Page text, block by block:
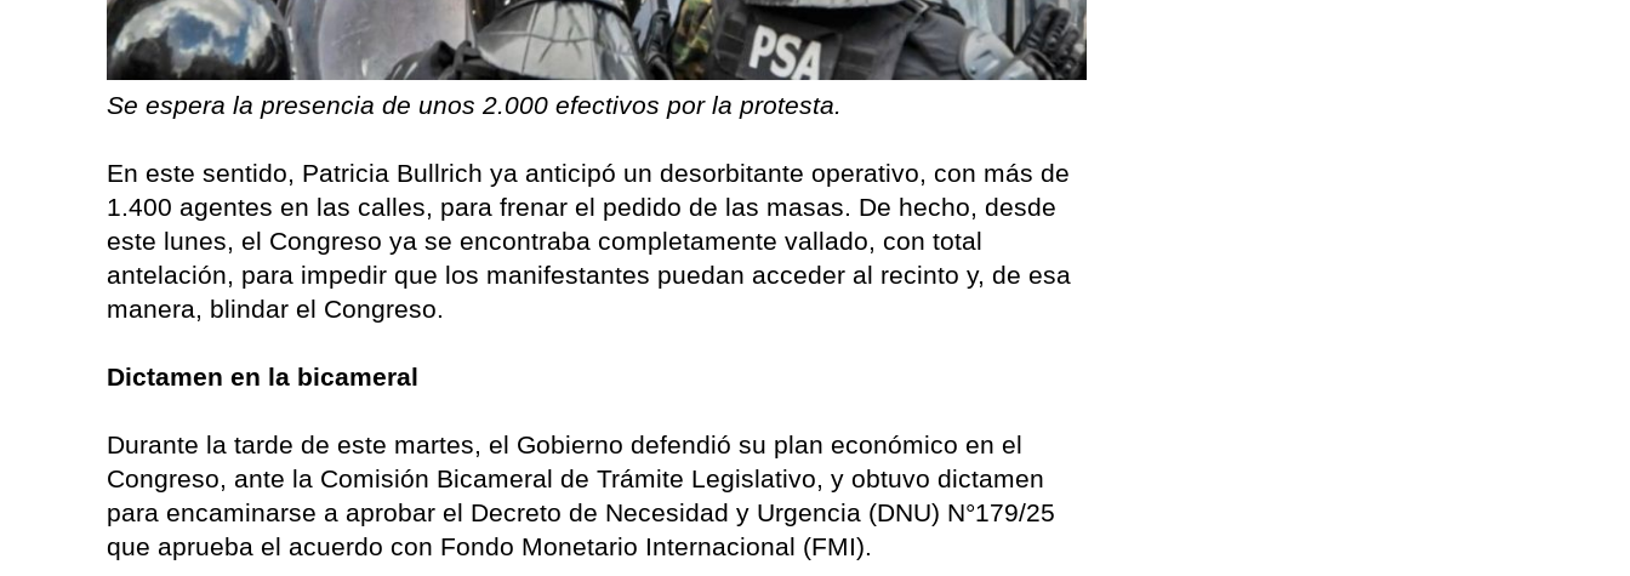
Se espera la presencia de unos 2.000 efectivos por la protesta.
En este sentido, Patricia Bullrich ya anticipó un desorbitante operativo, con más de
1.400 agentes en las calles, para frenar el pedido de las masas. De hecho, desde
este lunes, el Congreso ya se encontraba completamente vallado, con total
antelación, para impedir que los manifestantes puedan acceder al recinto y, de esa
manera, blindar el Congreso.
Dictamen en la bicameral
Durante la tarde de este martes, el Gobierno defendió su plan económico en el
Congreso, ante la Comisión Bicameral de Trámite Legislativo, y obtuvo dictamen
para encaminarse a aprobar el Decreto de Necesidad y Urgencia (DNU) N°179/25
que aprueba el acuerdo con Fondo Monetario Internacional (FMI).